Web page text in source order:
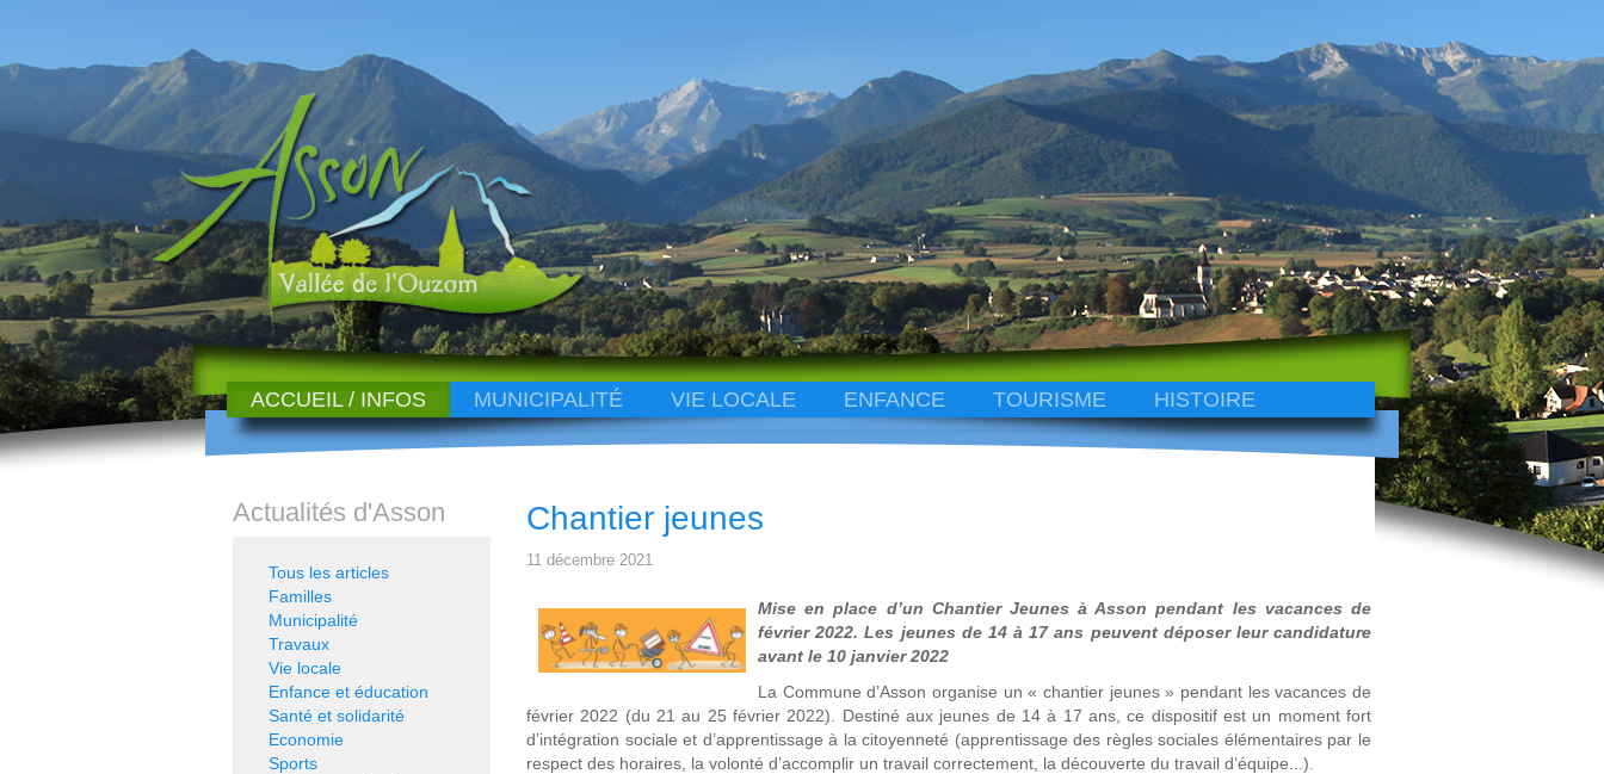
ACCUEIL / INFOS MUNICIPALITÉ VIE LOCALE ENFANCE TOURISME HISTOIRE
Chantier jeunes
11 décembre 2021
Mise en place d’un Chantier Jeunes à Asson pendant les vacances de
février 2022. Les jeunes de 14 à 17 ans peuvent déposer leur candidature
avant le 10 janvier 2022
La Commune d’Asson organise un « chantier jeunes » pendant les vacances de
février 2022 (du 21 au 25 février 2022). Destiné aux jeunes de 14 à 17 ans, ce dispositif est un moment fort
d’intégration sociale et d’apprentissage à la citoyenneté (apprentissage des règles sociales élémentaires par le
respect des horaires, la volonté d’accomplir un travail correctement, la découverte du travail d’équipe...).
Actualités d'Asson
Tous les articles
Familles
Municipalité
Travaux
Vie locale
Enfance et éducation
Santé et solidarité
Economie
Sports